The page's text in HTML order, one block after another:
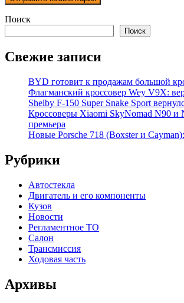
Поиск
Поиск
Свежие записи
BYD готовит к продажам большой
Флагманский кроссовер Wey V9X:
Shelby F-150 Super Snake Sport
Кроссоверы Xiaomi SkyNomad N90 и
премьера
Новые Porsche 718 (Boxster и
Рубрики
Автостекла
Двигатель и его компоненты
Кузов
Новости
Регламентное ТО
Салон
Трансмиссия
Ходовая часть
Архивы